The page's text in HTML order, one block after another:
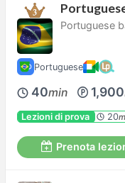
Portuguese
Portuguese
40min 1,900
Lezioni di prova 20
Prenota